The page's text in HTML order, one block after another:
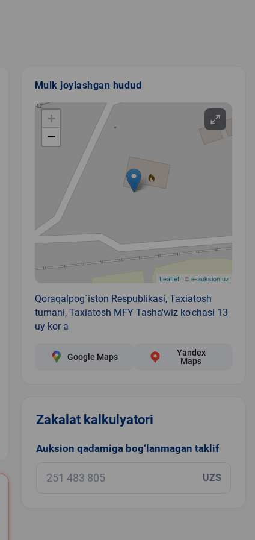
Mulk joylashgan hudud
+
−
Leaflet| ©e-auksion.uz
Qoraqalpog`iston Respublikasi, Taxiatosh
tumani, Taxiatosh MFY Tasha'wiz ko'chasi 13
uy kor a
Google Maps
Yandex
Maps
Zakalat kalkulyatori
Auksion qadamiga bog‘lanmagan taklif
UZS